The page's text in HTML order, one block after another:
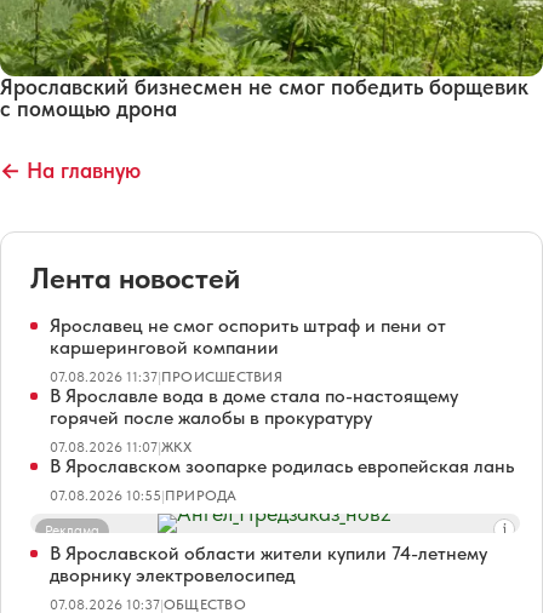
Ярославский бизнесмен не смог победить борщевик
с помощью дрона
← На главную
Лента новостей
Ярославец не смог оспорить штраф и пени от
каршеринговой компании
07.08.2026 11:37|ПРОИСШЕСТВИЯ
В Ярославле вода в доме стала по-настоящему
горячей после жалобы в прокуратуру
07.08.2026 11:07|ЖКХ
В Ярославском зоопарке родилась европейская лань
07.08.2026 10:55|ПРИРОДА
Реклама
В Ярославской области жители купили 74-летнему
дворнику электровелосипед
07.08.2026 10:37|ОБЩЕСТВО